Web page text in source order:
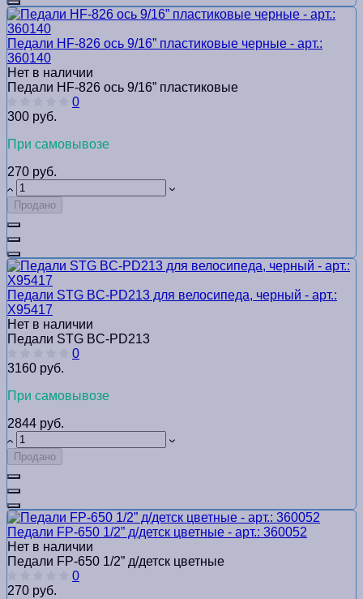
Педали HF-826 ось 9/16” пластиковые черные - арт.:
360140
Нет в наличии
Педали HF-826 ось 9/16” пластиковые
0
300 руб.
При самовывозе
270 руб.
Продано
Педали STG BC-PD213 для велосипедa, черный - арт.:
Х95417
Нет в наличии
Педали STG BC-PD213
0
3160 руб.
При самовывозе
2844 руб.
Продано
Педали FP-650 1/2” д/детск цветные - арт.: 360052
Нет в наличии
Педали FP-650 1/2” д/детск цветные
0
270 руб.